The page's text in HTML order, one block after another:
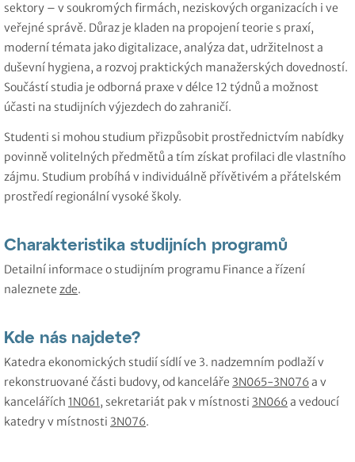
sektory – v soukromých firmách, neziskových organizacích i ve
veřejné správě. Důraz je kladen na propojení teorie s praxí,
moderní témata jako digitalizace, analýza dat, udržitelnost a
duševní hygiena, a rozvoj praktických manažerských dovedností.
Součástí studia je odborná praxe v délce 12 týdnů a možnost
účasti na studijních výjezdech do zahraničí.
Studenti si mohou studium přizpůsobit prostřednictvím nabídky
povinně volitelných předmětů a tím získat profilaci dle vlastního
zájmu. Studium probíhá v individuálně přívětivém a přátelském
prostředí regionální vysoké školy.
Charakteristika studijních programů
Detailní informace o studijním programu Finance a řízení
naleznete zde.
Kde nás najdete?
Katedra ekonomických studií sídlí ve 3. nadzemním podlaží v
rekonstruované části budovy, od kanceláře 3N065-3N076a v
kancelářích 1N061, sekretariát pak v místnosti 3N066a vedoucí
katedry v místnosti 3N076.